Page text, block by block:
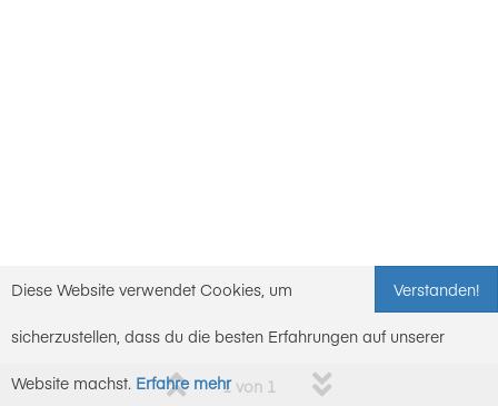
1 von 1
Verstanden!
Diese Website verwendet Cookies, um
sicherzustellen, dass du die besten Erfahrungen auf unserer
Website machst. Erfahre mehr